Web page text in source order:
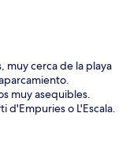
muy cerca de la playa
muy asequibles.
d'Empuries o L'Escala.